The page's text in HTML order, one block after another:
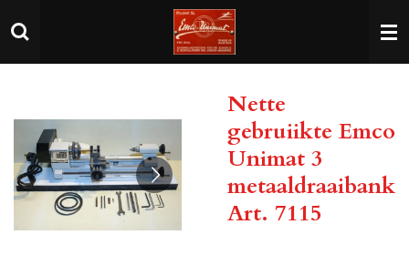
direct
Nette
gebruiikte Emco
Unimat 3
metaaldraaibank
Art. 7115